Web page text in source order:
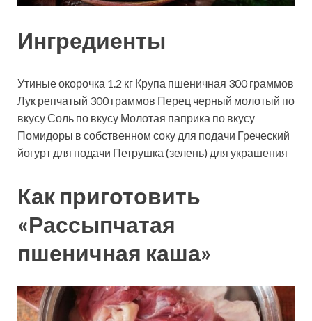
Ингредиенты
Утиные окорочка 1.2 кг Крупа пшеничная 300 граммов
Лук репчатый 300 граммов Перец черный молотый по
вкусуСоль по вкусу Молотая паприка по вкусу
Помидоры в собственном соку для подачи Греческий
йогурт для подачи Петрушка (зелень) для украшения
Как приготовить
«Рассыпчатая
пшеничная каша»